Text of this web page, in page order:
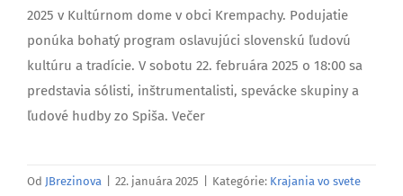
2025 v Kultúrnom dome v obci Krempachy. Podujatie
ponúka bohatý program oslavujúci slovenskú ľudovú
kultúru a tradície. V sobotu 22. februára 2025 o 18:00 sa
predstavia sólisti, inštrumentalisti, spevácke skupiny a
ľudové hudby zo Spiša. Večer
Od JBrezinova 22. januára 2025 Kategórie: Krajania vo svete